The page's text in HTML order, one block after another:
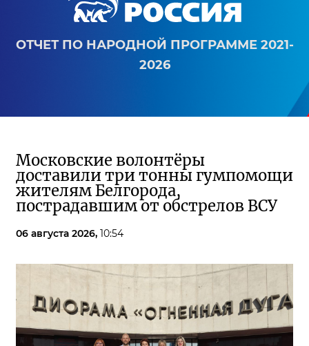
ОТЧЕТ ПО НАРОДНОЙ ПРОГРАММЕ 2021-
2026
Московские волонтёры
доставили три тонны гумпомощи
жителям Белгорода,
пострадавшим от обстрелов ВСУ
06 августа 2026, 10:54